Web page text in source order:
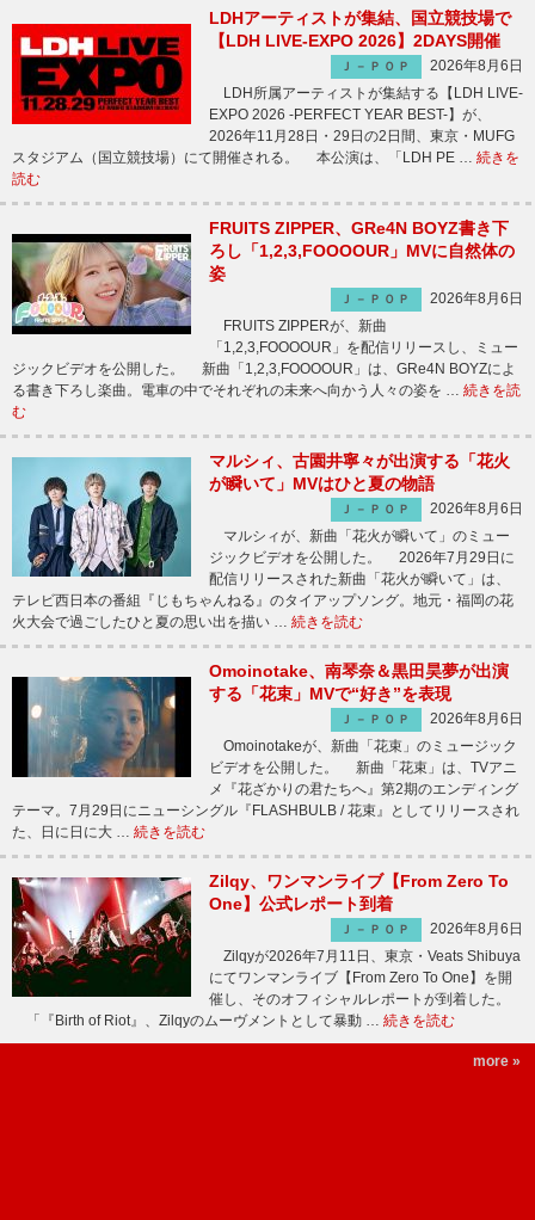
LDHアーティストが集結、国立競技場で
【LDH LIVE-EXPO 2026】2DAYS開催
Ｊ－ＰＯＰ
2026年8月6日
LDH所属アーティストが集結する【LDH LIVE-
EXPO 2026 -PERFECT YEAR BEST-】が、
2026年11月28日・29日の2日間、東京・MUFG
スタジアム（国立競技場）にて開催される。 本公演は、「LDH PE … 続きを
読む
FRUITS ZIPPER、GRe4N BOYZ書き下
ろし「1,2,3,FOOOOUR」MVに自然体の
姿
Ｊ－ＰＯＰ
2026年8月6日
FRUITS ZIPPERが、新曲
「1,2,3,FOOOOUR」を配信リリースし、ミュー
ジックビデオを公開した。 新曲「1,2,3,FOOOOUR」は、GRe4N BOYZによ
る書き下ろし楽曲。電車の中でそれぞれの未来へ向かう人々の姿を … 続きを読
む
マルシィ、古園井寧々が出演する「花火
が瞬いて」MVはひと夏の物語
Ｊ－ＰＯＰ
2026年8月6日
マルシィが、新曲「花火が瞬いて」のミュー
ジックビデオを公開した。 2026年7月29日に
配信リリースされた新曲「花火が瞬いて」は、
テレビ西日本の番組『じもちゃんねる』のタイアップソング。地元・福岡の花
火大会で過ごしたひと夏の思い出を描い … 続きを読む
Omoinotake、南琴奈＆黒田昊夢が出演
する「花束」MVで“好き”を表現
Ｊ－ＰＯＰ
2026年8月6日
Omoinotakeが、新曲「花束」のミュージック
ビデオを公開した。 新曲「花束」は、TVアニ
メ『花ざかりの君たちへ』第2期のエンディング
テーマ。7月29日にニューシングル『FLASHBULB / 花束』としてリリースされ
た、日に日に大 … 続きを読む
Zilqy、ワンマンライブ【From Zero To
One】公式レポート到着
Ｊ－ＰＯＰ
2026年8月6日
Zilqyが2026年7月11日、東京・Veats Shibuya
にてワンマンライブ【From Zero To One】を開
催し、そのオフィシャルレポートが到着した。
「『Birth of Riot』、Zilqyのムーヴメントとして暴動 … 続きを読む
more »